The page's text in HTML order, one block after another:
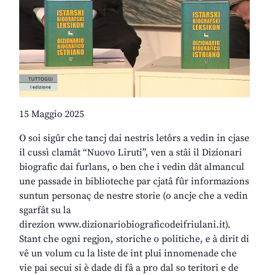
15 Maggio 2025
O soi sigûr che tancj dai nestris letôrs a vedin in cjase
il cussì clamât “Nuovo Liruti”, ven a stâi il Dizionari
biografic dai furlans, o ben che i vedin dât almancul
une passade in biblioteche par cjatâ fûr informazions
suntun personaç de nestre storie (o ancje che a vedin
sgarfât su la
direzion www.dizionariobiograficodeifriulani.it).
Stant che ogni regjon, storiche o politiche, e à dirit di
vê un volum cu la liste de int plui innomenade che
vie pai secui si è dade di fâ a pro dal so teritori e de